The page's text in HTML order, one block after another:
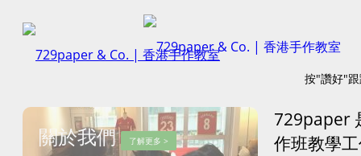
按"讚好"
關於我們 了解更多 >
729paper
作班教學